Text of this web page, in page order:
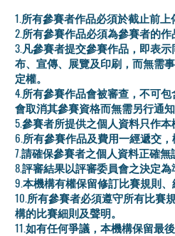
1.所有參賽者作品必須於截止前上
2.所有參賽作品必須為參賽者的作
3.凡參賽者提交參賽作品，即表
布、宣傳、展覽及印刷，而無需
定權。
4.所有參賽作品會被審查，不可
會取消其參賽資格而無需另行通知
5.參賽者所提供之個人資料只作
6.所有參賽作品及費用一經遞交，
7.請確保參賽者之個人資料正確無
8.評審結果以評審委員會之決定
9.本機構有權保留修訂比賽規則
10.所有參賽者必須遵守所有比賽
構的比賽細則及聲明。
11.如有任何爭議，本機構保留最後